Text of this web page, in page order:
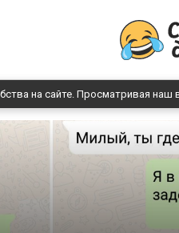
на сайте. Просматривая